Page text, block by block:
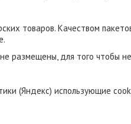
товаров. Качеством
размещены, для того чтобы
(Яндекс) использующие